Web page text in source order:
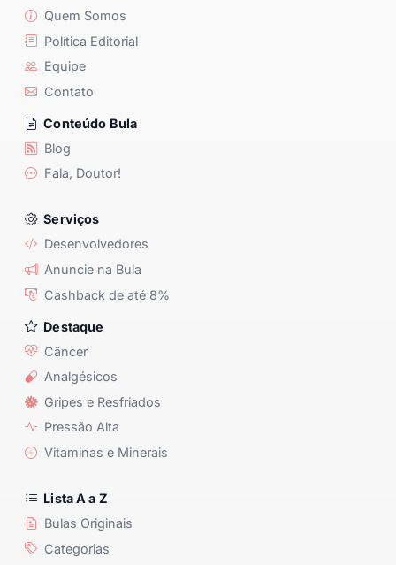
Quem Somos
Política Editorial
Equipe
Contato
Conteúdo Bula
Blog
Fala, Doutor!
Serviços
Desenvolvedores
Anuncie na Bula
Cashback de até 8%
Destaque
Câncer
Analgésicos
Gripes e Resfriados
Pressão Alta
Vitaminas e Minerais
Lista A a Z
Bulas Originais
Categorias